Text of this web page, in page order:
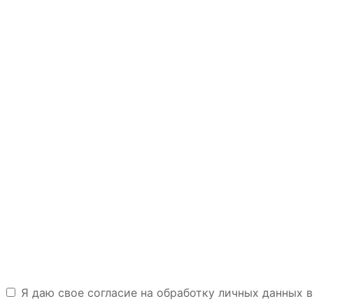
Я даю свое согласие на обработку личных данных в